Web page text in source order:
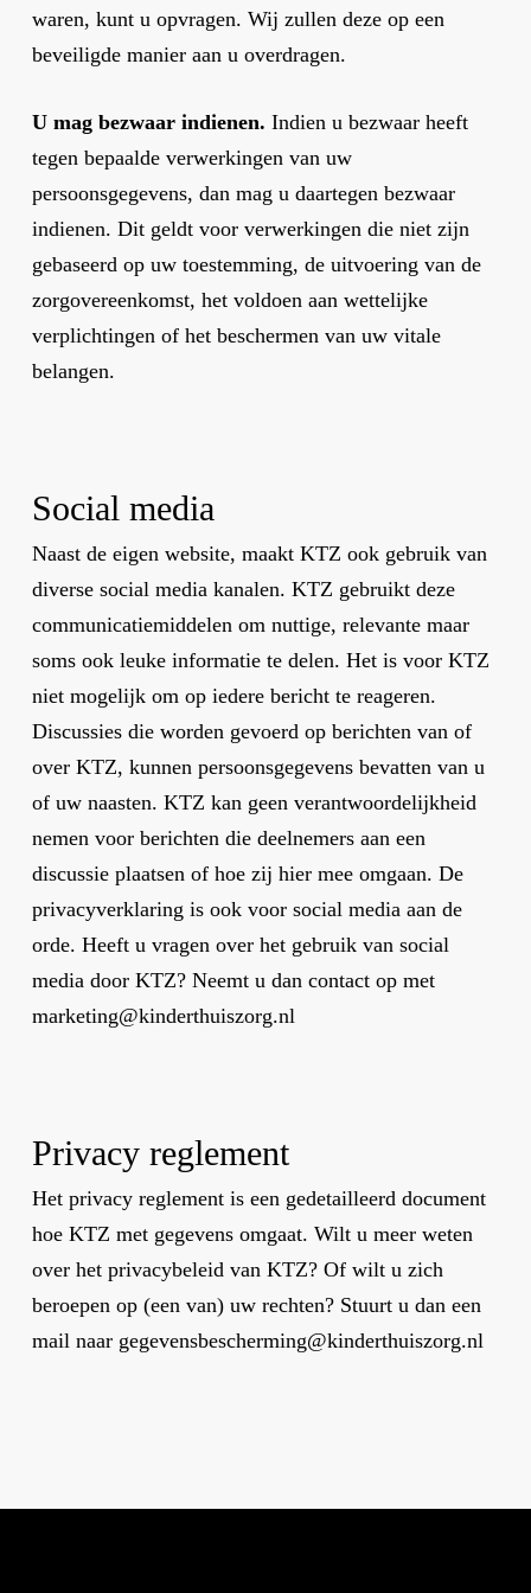
waren, kunt u opvragen. Wij zullen deze op een
beveiligde manier aan u overdragen.
U mag bezwaar indienen. Indien u bezwaar heeft
tegen bepaalde verwerkingen van uw
persoonsgegevens, dan mag u daartegen bezwaar
indienen. Dit geldt voor verwerkingen die niet zijn
gebaseerd op uw toestemming, de uitvoering van de
zorgovereenkomst, het voldoen aan wettelijke
verplichtingen of het beschermen van uw vitale
belangen.
Social media
Naast de eigen website, maakt KTZ ook gebruik van
diverse social media kanalen. KTZ gebruikt deze
communicatiemiddelen om nuttige, relevante maar
soms ook leuke informatie te delen. Het is voor KTZ
niet mogelijk om op iedere bericht te reageren.
Discussies die worden gevoerd op berichten van of
over KTZ, kunnen persoonsgegevens bevatten van u
of uw naasten. KTZ kan geen verantwoordelijkheid
nemen voor berichten die deelnemers aan een
discussie plaatsen of hoe zij hier mee omgaan. De
privacyverklaring is ook voor social media aan de
orde. Heeft u vragen over het gebruik van social
media door KTZ? Neemt u dan contact op met
marketing@kinderthuiszorg.nl
Privacy reglement
Het privacy reglement is een gedetailleerd document
hoe KTZ met gegevens omgaat. Wilt u meer weten
over het privacybeleid van KTZ? Of wilt u zich
beroepen op (een van) uw rechten? Stuurt u dan een
mail naar gegevensbescherming@kinderthuiszorg.nl